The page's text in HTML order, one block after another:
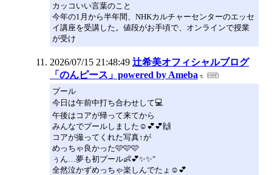
カッコいい言葉のこと
今年の1月から半年間、NHKカルチャーセンターのエッセ
イ講座を受講した。値段がお手頃で、オンラインで授業
が受け
2026/07/15 21:48:49 辻希美オフィシャルブログ
「のんピース」powered by Ameba
プール
今日は午前中打ち合わせして💻
午後はコアが帰って来てから
みんなでプールしました☺️💕💕🙌
コアが撮ってくれた写真↑が
めっちゃ良かった🩷🩷🩷
ぅん…夢も初プール👶💕✨✨"
全然泣かずめっちゃ楽しんでたょ☺️💕